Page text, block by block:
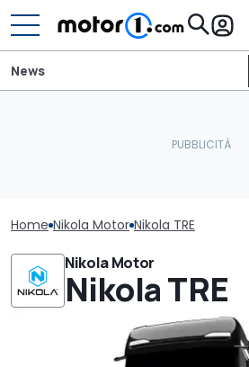
News
Home Nikola Motor Nikola TRE
Nikola Motor
Nikola TRE